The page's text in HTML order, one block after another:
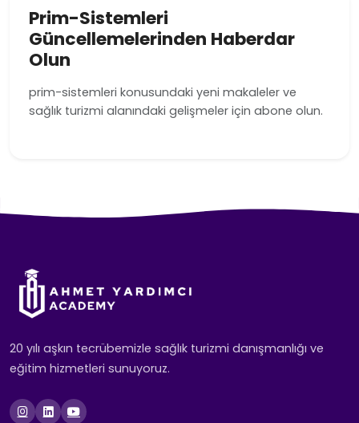
Prim-Sistemleri
Güncellemelerinden Haberdar
Olun
prim-sistemleri konusundaki yeni makaleler ve
sağlık turizmi alanındaki gelişmeler için abone olun.
20 yılı aşkın tecrübemizle sağlık turizmi danışmanlığı ve
eğitim hizmetleri sunuyoruz.